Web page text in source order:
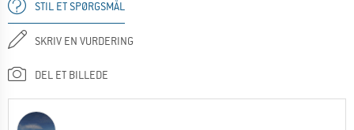
STIL ET SPØRGSMÅL
SKRIV EN VURDERING
DEL ET BILLEDE